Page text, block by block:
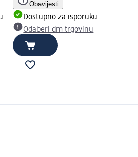
Obavijesti
Dostupno za isporuku
Odaberi dm trgovinu